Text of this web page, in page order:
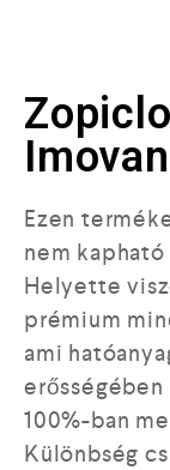
Ezen
nem
Helyette
prémium
ami
100%-ban
Különbség